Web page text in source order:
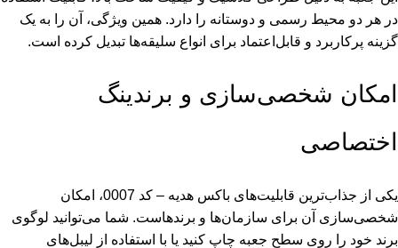
در هر دو محیط رسمی و دوستانه را دارد. همین ویژگی، آن را به یک
گزینه پرکاربرد و قابل‌اعتماد برای انواع سلیقه‌ها تبدیل کرده است.
امکان شخصی‌سازی و برندینگ
اختصاصی
یکی از جذاب‌ترین قابلیت‌های باکس هدیه – کد 0007، امکان
شخصی‌سازی آن برای سازمان‌ها و برندهاست. شما می‌توانید لوگوی
برند خود را روی سطح جعبه چاپ کنید یا با استفاده از لیبل‌های